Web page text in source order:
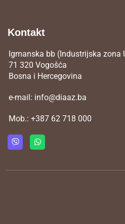
Kontakt
Igmanska bb (Industrijska zona
71 320 Vogošća
Bosna i Hercegovina
e-mail: info@diaaz.ba
Mob.: +387 62 718 000